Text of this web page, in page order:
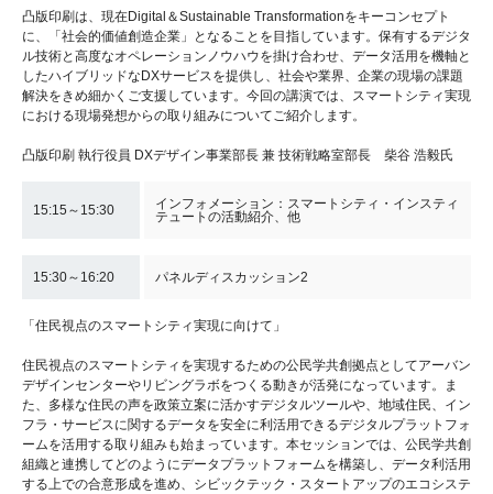
凸版印刷は、現在Digital＆Sustainable Transformationをキーコンセプト
に、「社会的価値創造企業」となることを目指しています。保有するデジタ
ル技術と高度なオペレーションノウハウを掛け合わせ、データ活用を機軸と
したハイブリッドなDXサービスを提供し、社会や業界、企業の現場の課題
解決をきめ細かくご支援しています。今回の講演では、スマートシティ実現
における現場発想からの取り組みについてご紹介します。
凸版印刷 執行役員 DXデザイン事業部長 兼 技術戦略室部長 柴谷 浩毅氏
15:15～15:30
インフォメーション：スマートシティ・インスティ
テュートの活動紹介、他
15:30～16:20 パネルディスカッション2
「住民視点のスマートシティ実現に向けて」
住民視点のスマートシティを実現するための公民学共創拠点としてアーバン
デザインセンターやリビングラボをつくる動きが活発になっています。ま
た、多様な住民の声を政策立案に活かすデジタルツールや、地域住民、イン
フラ・サービスに関するデータを安全に利活用できるデジタルプラットフォ
ームを活用する取り組みも始まっています。本セッションでは、公民学共創
組織と連携してどのようにデータプラットフォームを構築し、データ利活用
する上での合意形成を進め、シビックテック・スタートアップのエコシステ